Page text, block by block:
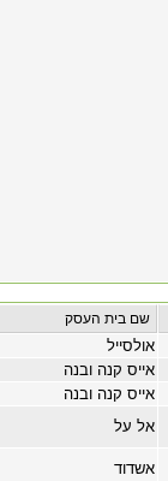
אולסייל
אייס קנה ובנה
אייס קנה ובנה
אל על
אשדוד